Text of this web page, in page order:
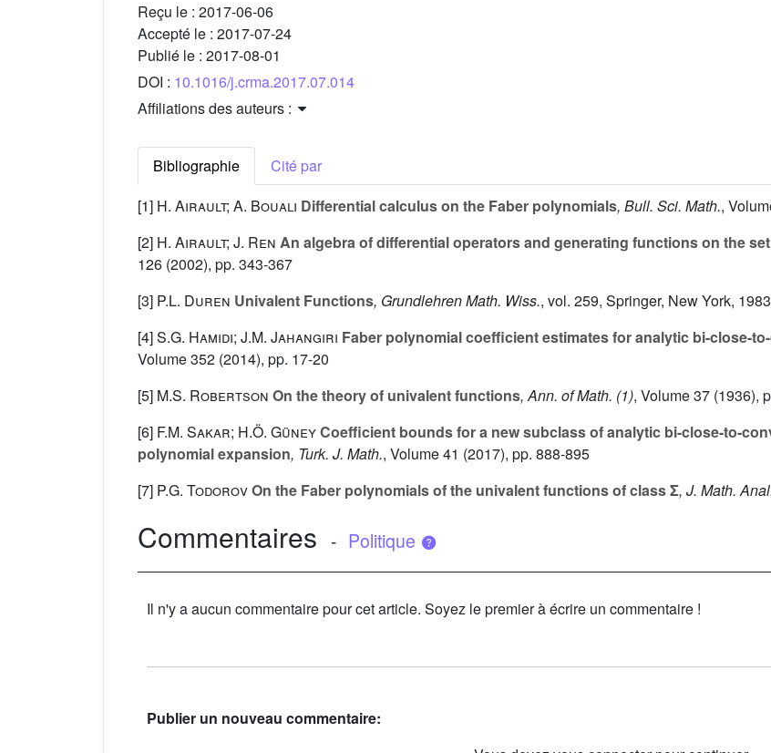
Reçu le : 2017-06-06
Accepté le : 2017-07-24
Publié le : 2017-08-01
DOI : 10.1016/j.crma.2017.07.014
Affiliations des auteurs :
Bibliographie
Cité par
[1] H. Airault; A. Bouali Differential calculus on the Faber polynomials, Bull. Sci. Math.,
[2] H. Airault; J. Ren An algebra of differential operators and generating functions on the
126 (2002), pp. 343-367
[3] P.L. Duren Univalent Functions, Grundlehren Math. Wiss., vol. 259, Springer, New York, 1983
[4]S.G. Hamidi; J.M. Jahangiri Faber polynomial coefficient estimates for analytic bi-close-
Volume 352 (2014), pp. 17-20
[5] M.S. Robertson On the theory of univalent functions, Ann. of Math. (1), Volume 37 (1936),
[6] F.M. Sakar; H.Ö. GüneyCoefficient bounds for a new subclass of analytic bi-close-to-
polynomial expansion, Turk. J. Math., Volume 41 (2017), pp. 888-895
[7] P.G. TodorovOn the Faber polynomials of the univalent functions of class Σ, J. Math.
Commentaires - Politique
Il n'y a aucun commentaire pour cet article. Soyez le premier à écrire un commentaire !
Publier un nouveau commentaire: